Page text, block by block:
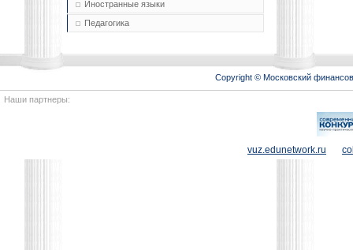
Иностранные языки
Педагогика
Copyright © Московский
Наши партнеры:
vuz.edunetwork.ru